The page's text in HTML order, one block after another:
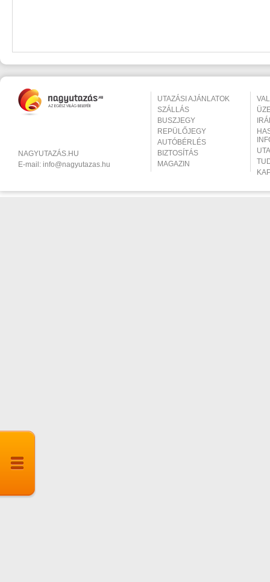
NAGYUTAZÁS.HU
E-mail: info@nagyutazas.hu
UTAZÁSI AJÁNLATOK
SZÁLLÁS
BUSZJEGY
REPÜLŐJEGY
AUTÓBÉRLÉS
BIZTOSÍTÁS
MAGAZIN